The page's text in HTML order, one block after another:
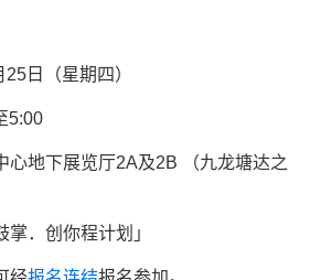
日（星期四）
地下展览厅2A及2B （九龙塘达之
．创你程计划」